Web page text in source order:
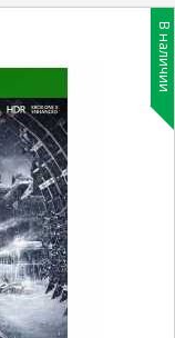
В наличии